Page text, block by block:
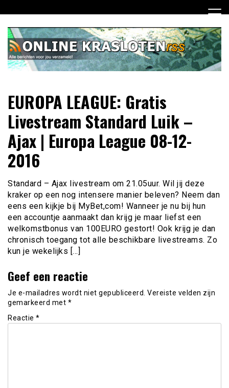
naar
inhoud
Online Krasloten RSS
jou verzameld
EUROPA LEAGUE: Gratis
Livestream Standard Luik –
Ajax | Europa League 08-12-
2016
Standard – Ajax livestream om 21.05uur. Wil jij deze
kraker op een nog intensere manier beleven? Neem dan
eens een kijkje bij MyBet,com! Wanneer je nu bij hun
een accountje aanmaakt dan krijg je maar liefst een
welkomstbonus van 100EURO gestort! Ook krijg je dan
chronisch toegang tot alle beschikbare livestreams. Zo
kun je wekelijks […]
Geef een reactie
Je e-mailadres wordt niet gepubliceerd. Vereiste velden zijn
gemarkeerd met *
Reactie *